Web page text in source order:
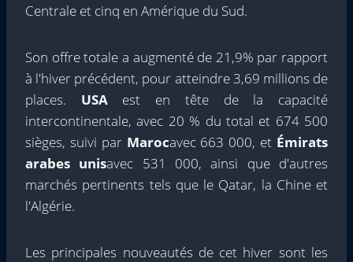
Centrale et cinq en Amérique du Sud.
Son offre totale a augmenté de 21,9% par rapport
à l'hiver précédent, pour atteindre 3,69 millions de
places. USAest en tête de la capacité
intercontinentale, avec 20 % du total et 674 500
sièges, suivi par Marocavec 663 000, et Émirats
arabes unisavec 531 000, ainsi que d'autres
marchés pertinents tels que le Qatar, la Chine et
l'Algérie.
Les principales nouveautés de cet hiver sont les